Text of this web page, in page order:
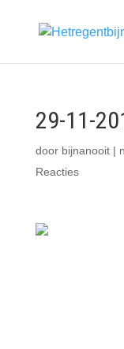
29-11-
door bijnanooit|
Reacties